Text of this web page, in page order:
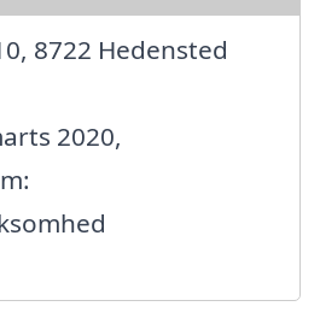
8722 Hedensted
2020,